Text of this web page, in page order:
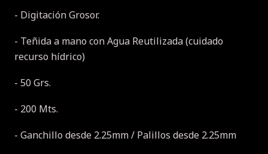
- Digitación Grosor.
- Teñida a mano con Agua Reutilizada (cuidado
recurso hídrico)
- 50 Grs.
- 200 Mts.
- Ganchillo desde 2.25mm / Palillos desde 2.25mm